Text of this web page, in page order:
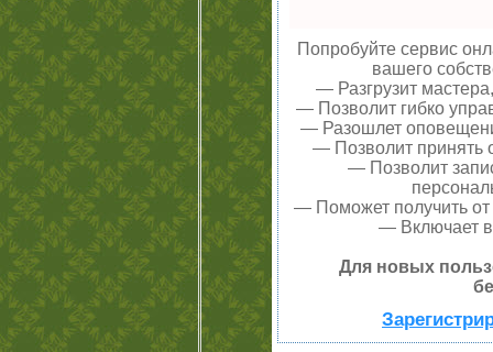
Попробуйте сервис
вашего
— Разгрузит
— Позволит гибко
— Разошлет
— Позволит принять
— Позволит
— Поможет получить от
— Включает
Для новых